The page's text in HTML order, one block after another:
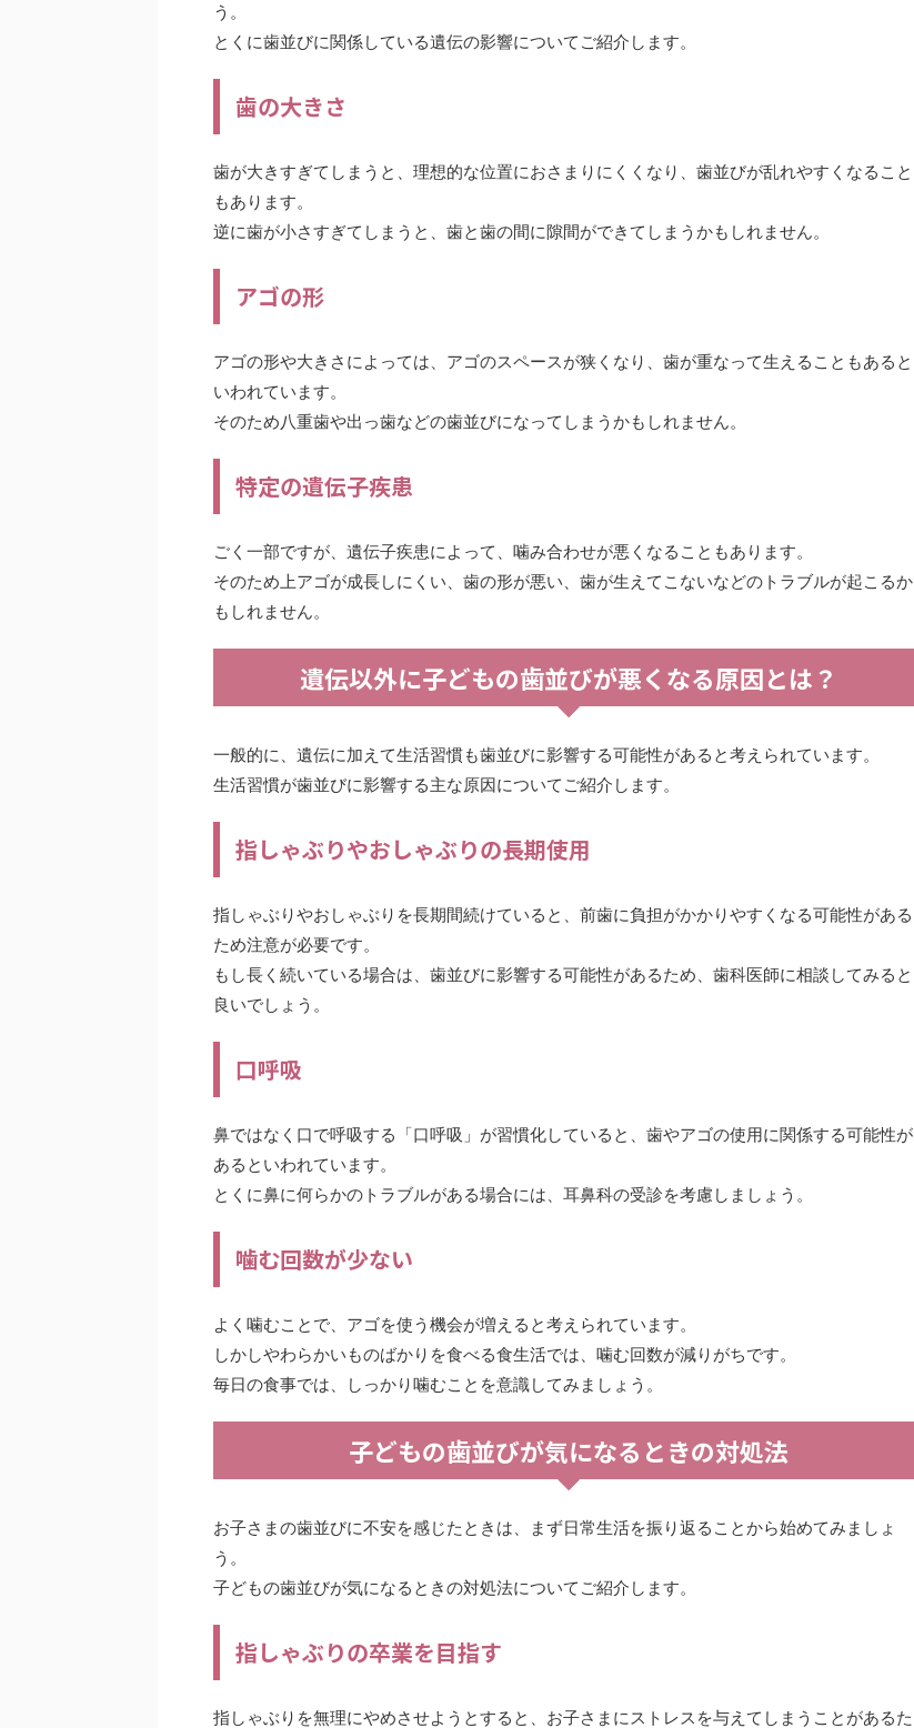
う。
とくに歯並びに関係している遺伝の影響についてご紹介します。
歯の大きさ
歯が大きすぎてしまうと、理想的な位置におさまりにくくなり、歯並びが乱れやすくなること
もあります。
逆に歯が小さすぎてしまうと、歯と歯の間に隙間ができてしまうかもしれません。
アゴの形
アゴの形や大きさによっては、アゴのスペースが狭くなり、歯が重なって生えることもあると
いわれています。
そのため八重歯や出っ歯などの歯並びになってしまうかもしれません。
特定の遺伝子疾患
ごく一部ですが、遺伝子疾患によって、噛み合わせが悪くなることもあります。
そのため上アゴが成長しにくい、歯の形が悪い、歯が生えてこないなどのトラブルが起こるか
もしれません。
遺伝以外に子どもの歯並びが悪くなる原因とは？
一般的に、遺伝に加えて生活習慣も歯並びに影響する可能性があると考えられています。
生活習慣が歯並びに影響する主な原因についてご紹介します。
指しゃぶりやおしゃぶりの長期使用
指しゃぶりやおしゃぶりを長期間続けていると、前歯に負担がかかりやすくなる可能性がある
ため注意が必要です。
もし長く続いている場合は、歯並びに影響する可能性があるため、歯科医師に相談してみると
良いでしょう。
口呼吸
鼻ではなく口で呼吸する「口呼吸」が習慣化していると、歯やアゴの使用に関係する可能性が
あるといわれています。
とくに鼻に何らかのトラブルがある場合には、耳鼻科の受診を考慮しましょう。
噛む回数が少ない
よく噛むことで、アゴを使う機会が増えると考えられています。
しかしやわらかいものばかりを食べる食生活では、噛む回数が減りがちです。
毎日の食事では、しっかり噛むことを意識してみましょう。
子どもの歯並びが気になるときの対処法
お子さまの歯並びに不安を感じたときは、まず日常生活を振り返ることから始めてみましょ
う。
子どもの歯並びが気になるときの対処法についてご紹介します。
指しゃぶりの卒業を目指す
指しゃぶりを無理にやめさせようとすると、お子さまにストレスを与えてしまうことがあるた